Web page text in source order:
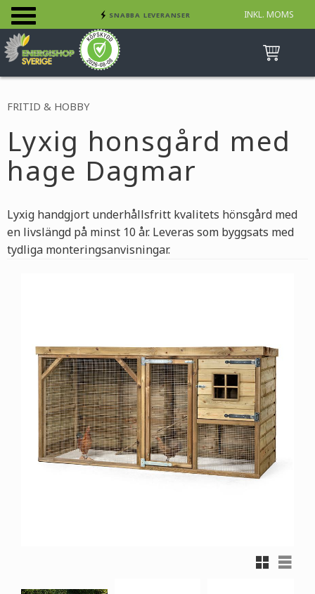
Meny
INKL. MOMS
SNABBA LEVERANSER
BETALA SÄKERT MED KORT, FAKTURA &
SWISH
FRITID & HOBBY
Lyxig honsgård med
hage Dagmar
Lyxig handgjort underhållsfritt kvalitets hönsgård med
en livslängd på minst 10 år. Leveras som byggsats med
tydliga monteringsanvisningar.
Rutnätsvy
Listvy